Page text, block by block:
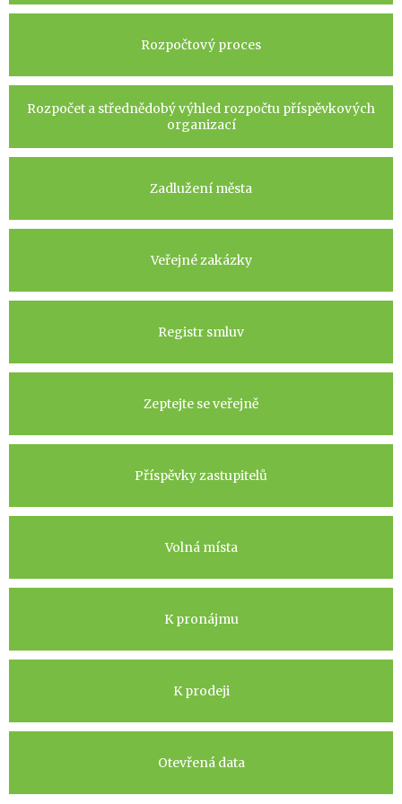
Rozpočtový proces
Rozpočet a střednědobý výhled rozpočtu příspěvkových
organizací
Zadlužení města
Veřejné zakázky
Registr smluv
Zeptejte se veřejně
Příspěvky zastupitelů
Volná místa
K pronájmu
K prodeji
Otevřená data